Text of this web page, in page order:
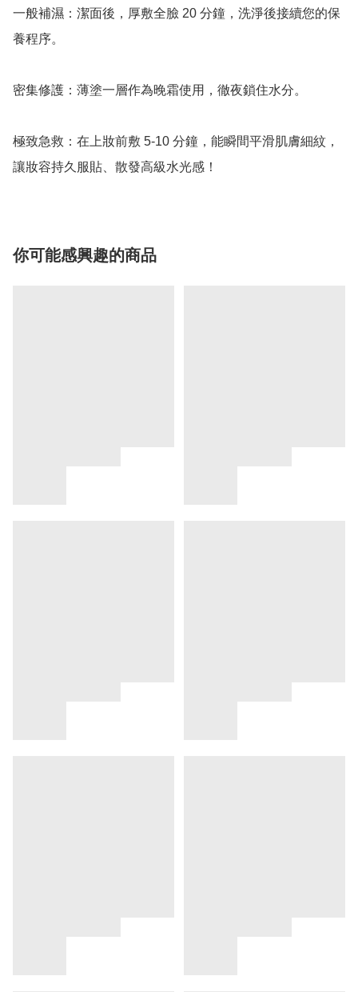
一般補濕：潔面後，厚敷全臉 20 分鐘，洗淨後接續您的保
養程序。
密集修護：薄塗一層作為晚霜使用，徹夜鎖住水分。
極致急救：在上妝前敷 5-10 分鐘，能瞬間平滑肌膚細紋，
讓妝容持久服貼、散發高級水光感！
你可能感興趣的商品